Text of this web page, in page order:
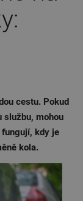
cestu. Pokud
službu, mohou
kdy je
kola.